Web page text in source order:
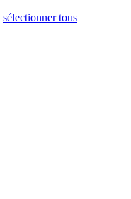
sélectionner tous